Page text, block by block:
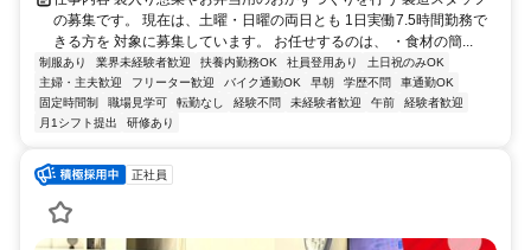
の募集です。 現在は、土曜・日曜の両日とも 1日実働7.5時間勤務で
きる方を 対象に募集しています。 お任せするのは、 ・食材の簡...
制服あり 業界未経験者歓迎 扶養内勤務OK 社員登用あり
土日祝のみOK
主婦・主夫歓迎
フリーター歓迎 バイク通勤OK 早朝 学歴不問
車通勤OK
固定時間制
職場見学可 転勤なし 経験不問 未経験者歓迎 午前
経験者歓迎
月1シフト提出
研修あり
正社員